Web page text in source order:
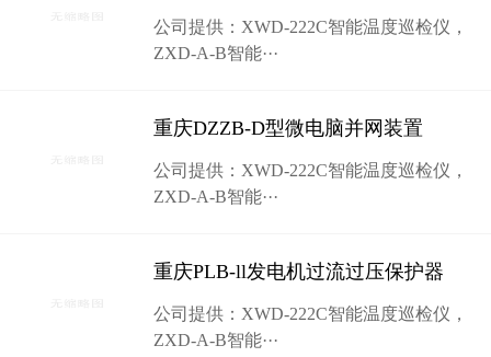
公司提供：XWD-222C智能温度巡检仪，
ZXD-A-B智能···
重庆DZZB-D型微电脑并网装置
公司提供：XWD-222C智能温度巡检仪，
ZXD-A-B智能···
重庆PLB-ll发电机过流过压保护器
公司提供：XWD-222C智能温度巡检仪，
ZXD-A-B智能···